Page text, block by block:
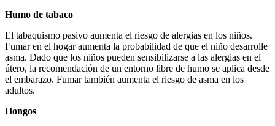
Humo de tabaco
El tabaquismo pasivo aumenta el riesgo de alergias en los niños.
Fumar en el hogar aumenta la probabilidad de que el niño desarrolle
asma. Dado que los niños pueden sensibilizarse a las alergias en el
útero, la recomendación de un entorno libre de humo se aplica desde
el embarazo. Fumar también aumenta el riesgo de asma en los
adultos.
Hongos